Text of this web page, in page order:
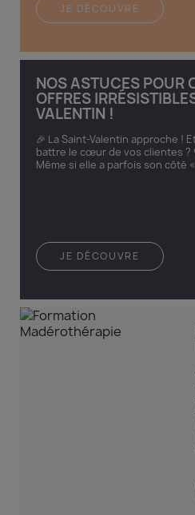
JE DÉCOUVRE
NOS ASTUCES POUR
OFFRES
VALENTIN !
🎉 La Saint-Valentin approche !
battre le cœur de vos clientes ?
Même si elle a parfois son côté
JE DÉCOUVRE